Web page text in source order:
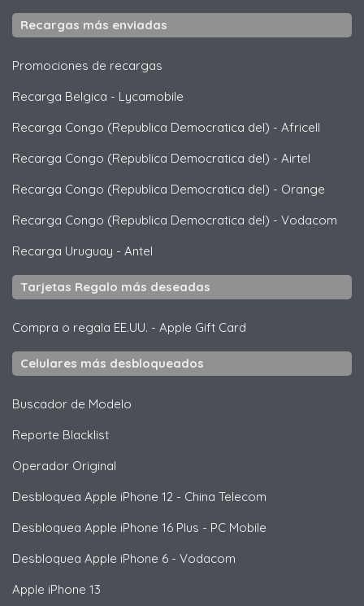
Recargas más enviadas
Promociones de recargas
Recarga Belgica - Lycamobile
Recarga Congo (Republica Democratica del) - Africell
Recarga Congo (Republica Democratica del) - Airtel
Recarga Congo (Republica Democratica del) - Orange
Recarga Congo (Republica Democratica del) - Vodacom
Recarga Uruguay - Antel
Tarjetas Regalo más deseadas
Compra o regala EE.UU. - Apple Gift Card
Celulares más desbloqueados
Buscador de Modelo
Reporte Blacklist
Operador Original
Desbloquea Apple iPhone 12 - China Telecom
Desbloquea Apple iPhone 16 Plus - PC Mobile
Desbloquea Apple iPhone 6 - Vodacom
Apple iPhone 13